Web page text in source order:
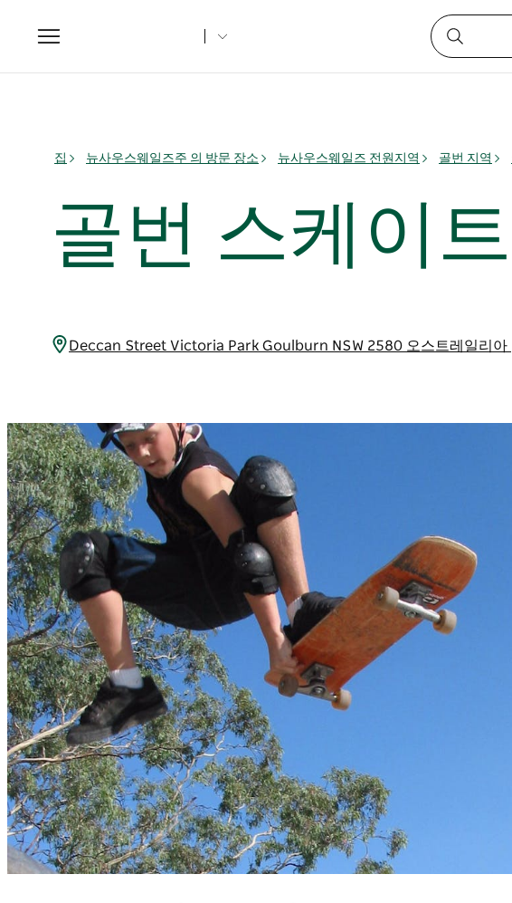
Toggle
navigation
집 뉴사우스웨일즈주 의 방문 장소 뉴사우스웨일즈 전원지역 골번 지역
골번 스케이
Deccan Street Victoria Park Goulburn NSW 2580 오스트레일리아